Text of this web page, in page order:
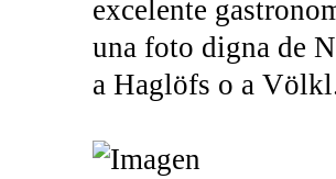
excelente
una foto digna de
a Haglöfs o a